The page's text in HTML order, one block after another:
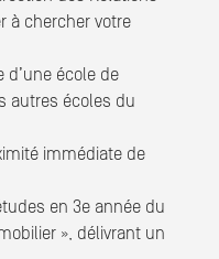
à chercher votre
d’une école de
autres écoles du
immédiate de
en 3e année du
», délivrant un